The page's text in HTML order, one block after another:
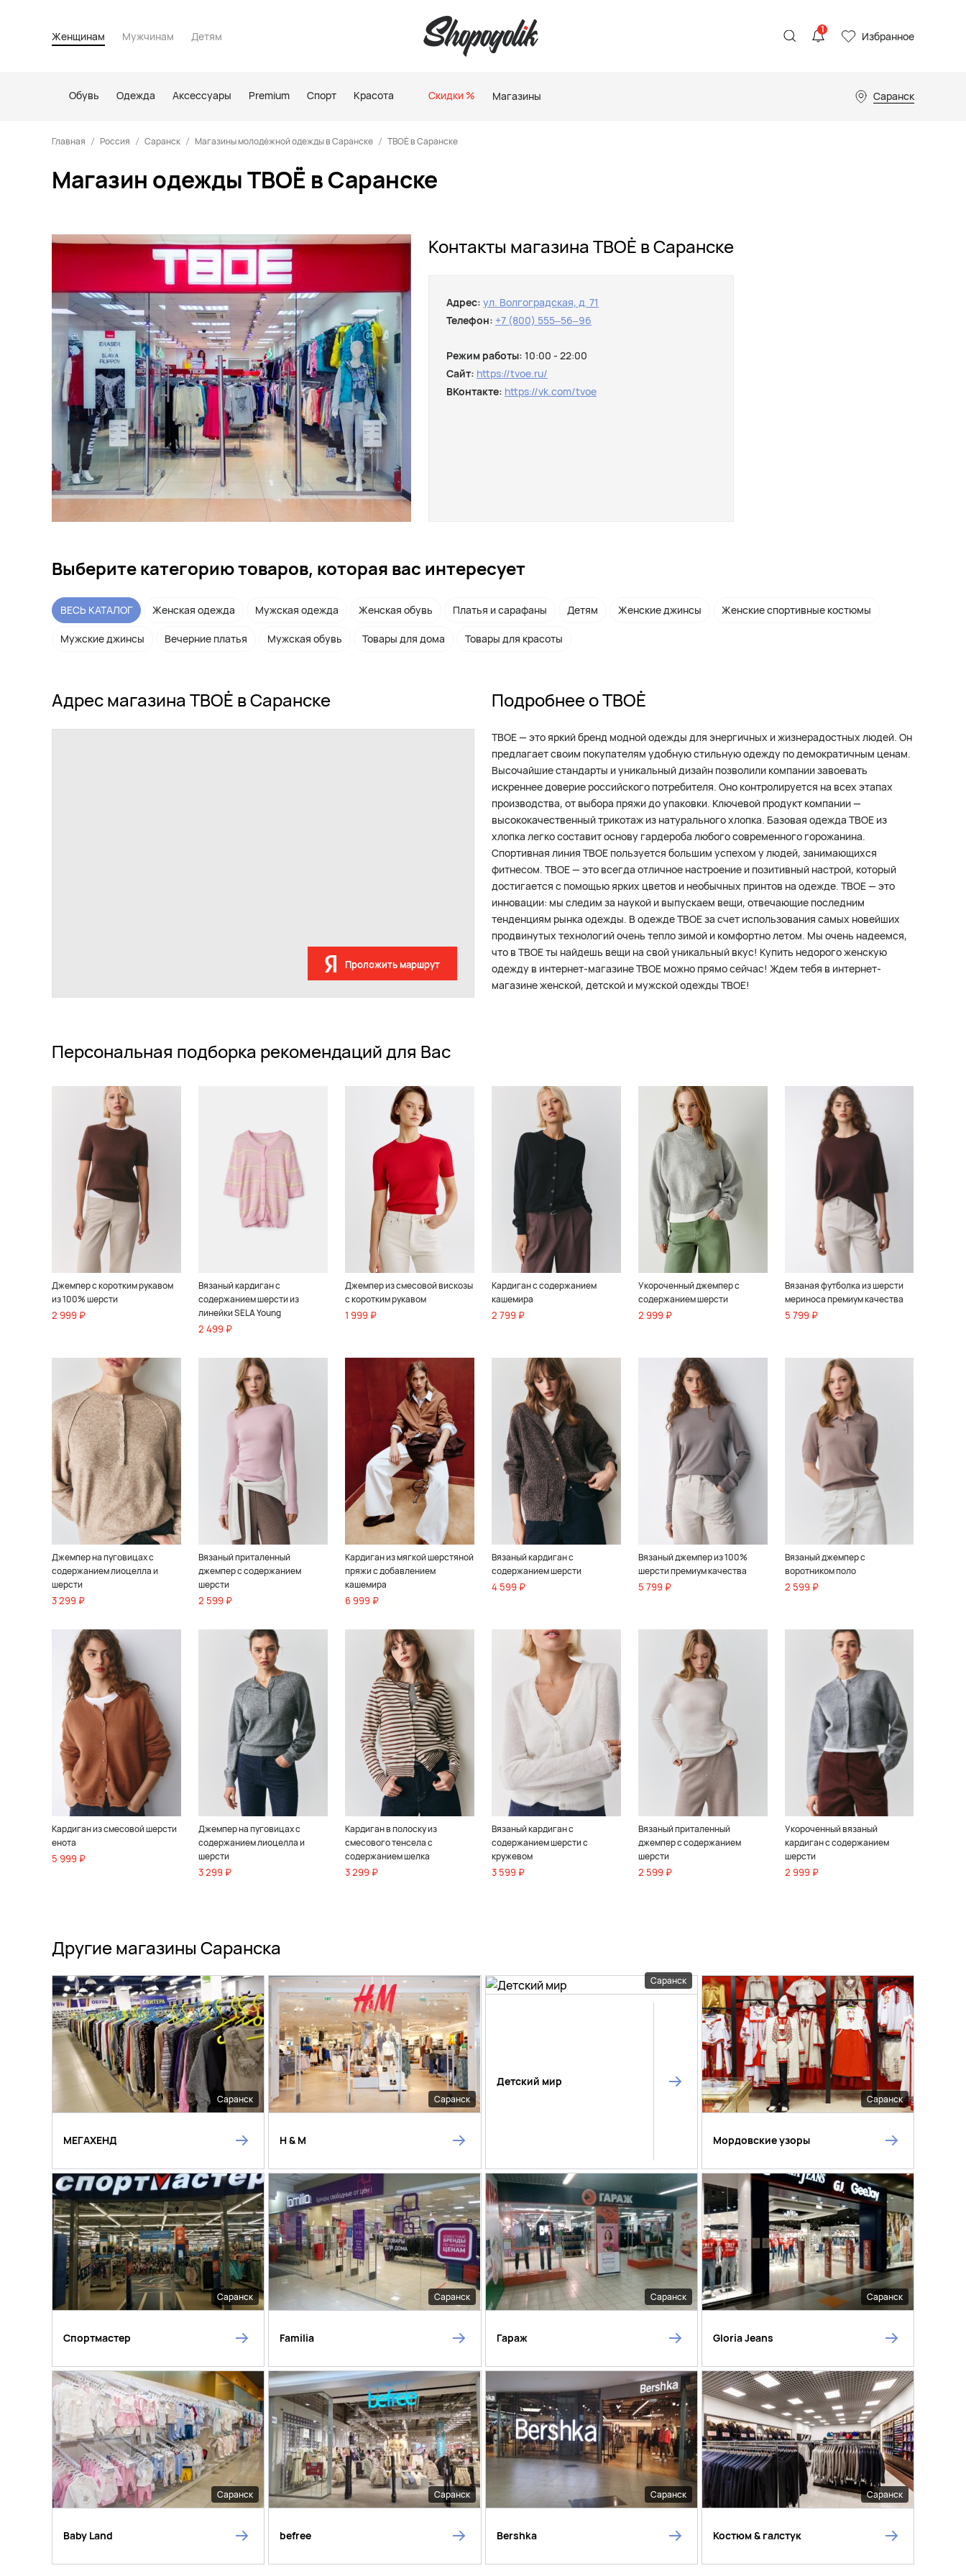
Женщинам Мужчинам Детям
1 Избранное
Обувь Одежда Аксессуары Premium Спорт Красота Скидки % Магазины Саранск
Главная Россия Саранск Магазины молодёжной одежды в Саранске ТВОЁ в Саранске
Магазин одежды ТВОЁ в Саранске
Контакты магазина ТВОЁ в Саранске
Адрес: ул. Волгоградская, д. 71
Телефон: +7 (800) 555‒56‒96
Режим работы: 10:00 - 22:00
Сайт: https://tvoe.ru/
ВКонтакте: https://vk.com/tvoe
Выберите категорию товаров, которая вас интересует
ВЕСЬ КАТАЛОГ Женская одежда Мужская одежда Женская обувь Платья и сарафаны Детям Женские джинсы Женские спортивные костюмы
Мужские джинсы Вечерние платья Мужская обувь Товары для дома Товары для красоты
Адрес магазина ТВОЁ в Саранске
Проложить маршрут
Подробнее о ТВОЁ
ТВОЕ — это яркий бренд модной одежды для энергичных и жизнерадостных людей. Он
предлагает своим покупателям удобную стильную одежду по демократичным ценам.
Высочайшие стандарты и уникальный дизайн позволили компании завоевать
искреннее доверие российского потребителя. Оно контролируется на всех этапах
производства, от выбора пряжи до упаковки. Ключевой продукт компании —
высококачественный трикотаж из натурального хлопка. Базовая одежда ТВОЕ из
хлопка легко составит основу гардероба любого современного горожанина.
Спортивная линия ТВОЕ пользуется большим успехом у людей, занимающихся
фитнесом. ТВОЕ — это всегда отличное настроение и позитивный настрой, который
достигается с помощью ярких цветов и необычных принтов на одежде. ТВОЕ — это
инновации: мы следим за наукой и выпускаем вещи, отвечающие последним
тенденциям рынка одежды. В одежде ТВОЕ за счет использования самых новейших
продвинутых технологий очень тепло зимой и комфортно летом. Мы очень надеемся,
что в ТВОЕ ты найдешь вещи на свой уникальный вкус! Купить недорого женскую
одежду в интернет-магазине ТВОЕ можно прямо сейчас! Ждем тебя в интернет-
магазине женской, детской и мужской одежды ТВОЕ!
Персональная подборка рекомендаций для Вас
Джемпер с коротким рукавом
из 100% шерсти
2 999 ₽
Вязаный кардиган с
содержанием шерсти из
линейки SELA Young
2 499 ₽
Джемпер из смесовой вискозы
с коротким рукавом
1 999 ₽
Кардиган с содержанием
кашемира
2 799 ₽
Укороченный джемпер с
содержанием шерсти
2 999 ₽
Вязаная футболка из шерсти
мериноса премиум качества
5 799 ₽
Джемпер на пуговицах с
содержанием лиоцелла и
шерсти
3 299 ₽
Вязаный приталенный
джемпер с содержанием
шерсти
2 599 ₽
Кардиган из мягкой шерстяной
пряжи с добавлением
кашемира
6 999 ₽
Вязаный кардиган с
содержанием шерсти
4 599 ₽
Вязаный джемпер из 100%
шерсти премиум качества
5 799 ₽
Вязаный джемпер с
воротником поло
2 599 ₽
Кардиган из смесовой шерсти
енота
5 999 ₽
Джемпер на пуговицах с
содержанием лиоцелла и
шерсти
3 299 ₽
Кардиган в полоску из
смесового тенсела с
содержанием шелка
3 299 ₽
Вязаный кардиган с
содержанием шерсти с
кружевом
3 599 ₽
Вязаный приталенный
джемпер с содержанием
шерсти
2 599 ₽
Укороченный вязаный
кардиган с содержанием
шерсти
2 999 ₽
Другие магазины Саранска
Саранск
МЕГАХЕНД
Саранск
H & M
Саранск
Детский мир
Саранск
Мордовские узоры
Саранск
Спортмастер
Саранск
Familia
Саранск
Гараж
Саранск
Gloria Jeans
Саранск
Baby Land
Саранск
befree
Саранск
Bershka
Саранск
Костюм & галстук